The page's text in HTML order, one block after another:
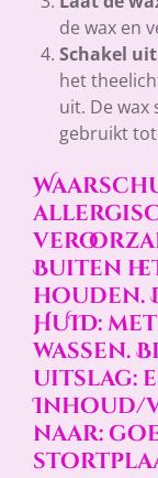
de wax en
Schakel
het
uit. De
gebruikt
Buiten
houden.
HUID:
wassen.
uitslag:
Inhoud/
naar: